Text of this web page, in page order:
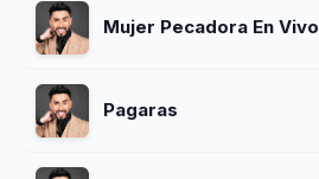
Mujer Pecadora En Vivo
Pagaras